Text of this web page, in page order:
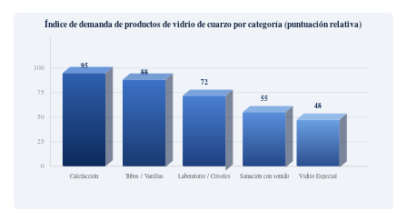
Índice de demanda de productos de vidrio de cuarzo por categoría (puntuación relativa)
0
25
50
75
100 95
Calefacción
88
Tubos / Varillas
72
Laboratorio / Crisoles
55
Sanación con sonido
48
Vidrio Especial